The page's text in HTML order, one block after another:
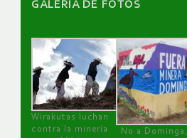
GALERÌA DE FOTOS
Wirakutas luchan
contra la minería
No a Dominga,